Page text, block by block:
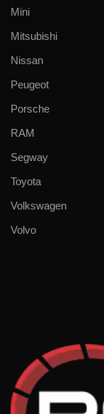
Mini
Mitsubishi
Nissan
Peugeot
Porsche
RAM
Segway
Toyota
Volkswagen
Volvo